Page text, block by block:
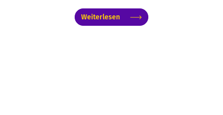
Weiterlesen